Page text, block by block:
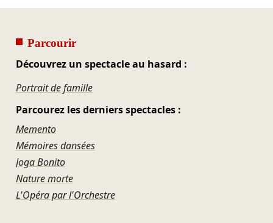
Parcourir
Découvrez un spectacle au hasard :
Portrait de famille
Parcourez les derniers spectacles :
Memento
Mémoires dansées
Joga Bonito
Nature morte
L'Opéra par l'Orchestre